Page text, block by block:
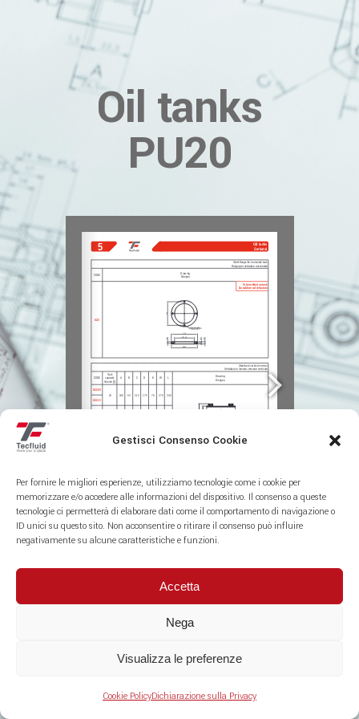
Gestisci Consenso Cookie
Per fornire le migliori esperienze, utilizziamo tecnologie come i cookie per
memorizzare e/o accedere alle informazioni del dispositivo. Il consenso a queste
tecnologie ci permetterà di elaborare dati come il comportamento di navigazione o
ID unici su questo sito. Non acconsentire o ritirare il consenso può influire
negativamente su alcune caratteristiche e funzioni.
Accetta
Nega
Visualizza le preferenze
Cookie PolicyDichiarazione sulla Privacy
Oil tanks
PU20
PU20